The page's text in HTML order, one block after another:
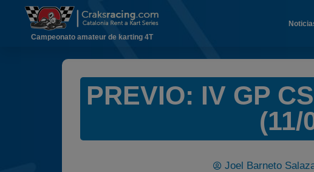
Campeonato amateur de karting 4T
PREVIO: IV GP
(11/
Joel Barneto